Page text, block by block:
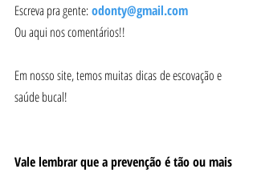
Escreva pra gente: odonty@gmail.com
Ou aqui nos comentários!!
Em nosso site, temos muitas dicas de escovação e
saúde bucal!
Vale lembrar que a prevenção é tão ou mais